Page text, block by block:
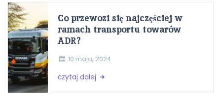
Co przewozi się najczęściej w
ramach transportu towarów
ADR?
10 maja, 2024
czytaj dalej